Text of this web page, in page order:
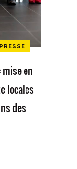
en
locales
des